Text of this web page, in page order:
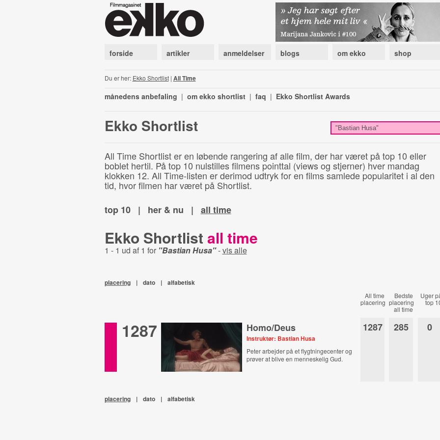
forside artikler anmeldelser blogs om ekko shop
Du er her: Ekko Shortlist| All Time
månedens anbefaling | om ekko shortlist | faq | Ekko Shortlist Awards
Ekko Shortlist
All Time Shortlist er en løbende rangering af alle film, der har været på top 10 eller
boblet hertil. På top 10 nulstilles filmens pointtal (views og stjerner) hver mandag
klokken 12. All Time-listen er derimod udtryk for en films samlede popularitet i al den
tid, hvor filmen har været på Shortlist.
top 10
| her & nu | all time
Ekko Shortlist all time
1 - 1 ud af 1 for "Bastian Husa"-vis alle
placering | dato | alfabetisk
All time
placering
Bedste
placering
all time
Uger
top
1287 Homo/Deus
Instruktør: Bastian Husa
Peter arbejder på et flygtningecenter og
prøver at blive en menneskelig Gud.
1287 285 0
placering | dato | alfabetisk